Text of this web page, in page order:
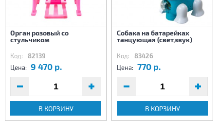
Орган розовый со
стульчиком
Код: 82139
Цена: 9 470 р.
В КОРЗИНУ
Собака на батарейках
танцующая (свет,звук)
Код: 83426
Цена: 770 р.
В КОРЗИНУ